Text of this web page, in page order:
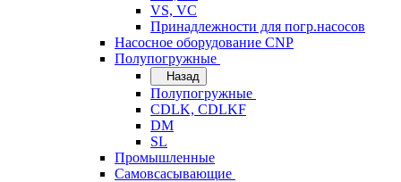
VS, VC
Принадлежности для погр.насосов
Насосное оборудование CNP
Полупогружные
Назад
Полупогружные
CDLK, CDLKF
DM
SL
Промышленные
Самовсасывающие